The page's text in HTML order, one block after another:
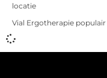
locatie
Vial Ergotherapie